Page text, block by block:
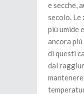
e secche,
secolo. Le
più umide
ancora più
di questi
dal